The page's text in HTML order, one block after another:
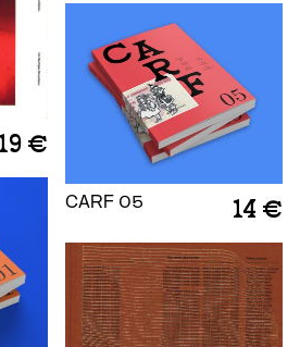
€
CARF 05 14 €